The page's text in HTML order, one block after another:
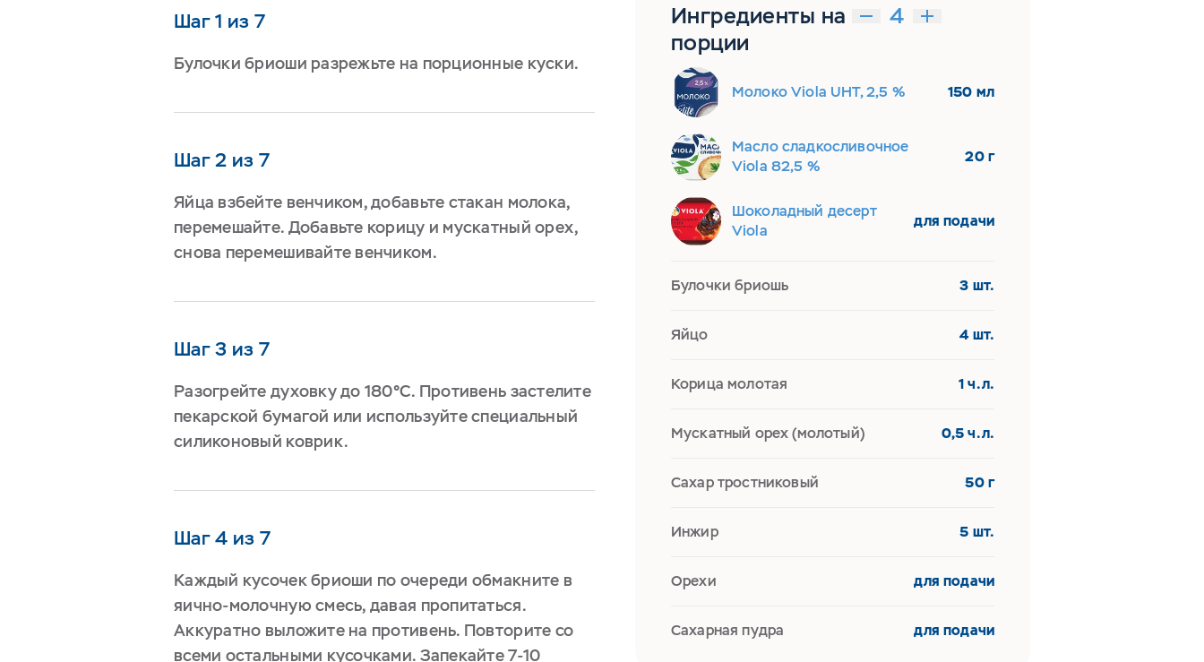
Шаг 1 из 7
Булочки бриоши разрежьте на порционные куски.
Шаг 2 из 7
Яйца взбейте венчиком, добавьте стакан молока,
перемешайте. Добавьте корицу и мускатный орех,
снова перемешивайте венчиком.
Шаг 3 из 7
Разогрейте духовку до 180°С. Противень застелите
пекарской бумагой или используйте специальный
силиконовый коврик.
Шаг 4 из 7
Каждый кусочек бриоши по очереди обмакните в
яично-молочную смесь, давая пропитаться.
Аккуратно выложите на противень. Повторите со
всеми остальными кусочками. Запекайте 7-10
Ингредиенты на
порции
Молоко Viola UHT, 2,5 % 150 мл
Масло сладкосливочное
Viola 82,5 %
20 г
Шоколадный десерт
Viola
для подачи
Булочки бриошь 3 шт.
Яйцо 4 шт.
Корица молотая 1 ч.л.
Мускатный орех (молотый) 0,5 ч.л.
Сахар тростниковый 50 г
Инжир 5 шт.
Орехи для подачи
Сахарная пудра для подачи